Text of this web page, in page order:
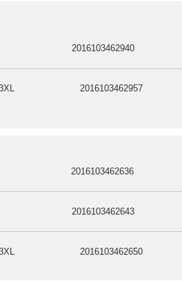
2016103462940
2016103462957
2016103462636
2016103462643
2016103462650